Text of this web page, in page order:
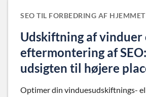
SEO TIL FORBEDRING AF HJEMMET
Udskiftning af vinduer
eftermontering af
udsigten til højere
Optimer din vinduesudskiftnings-